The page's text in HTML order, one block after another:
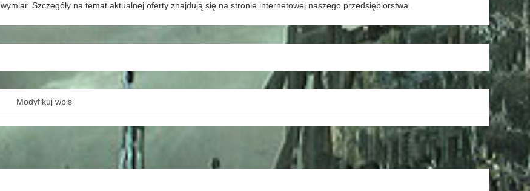
wymiar. Szczegóły na temat aktualnej oferty znajdują się na stronie internetowej naszego przedsiębiorstwa.
Modyfikuj wpis